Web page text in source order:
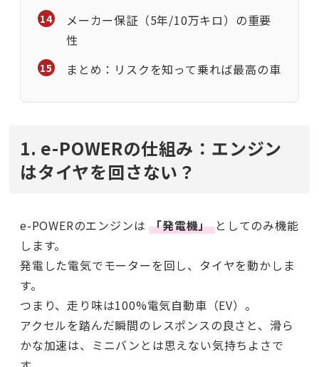
メーカー保証（5年/10万キロ）の重要
性
まとめ：リスクを知って乗れば最高の車
1. e-POWERの仕組み：エンジン
はタイヤを回さない？
e-POWERのエンジンは「発電機」 としてのみ機能
します。
発電した電気でモーターを回し、タイヤを動かしま
す。
つまり、走り味は100%電気自動車（EV）。
アクセルを踏んだ瞬間のレスポンスの良さと、滑ら
かな加速は、ミニバンとは思えない気持ちよさで